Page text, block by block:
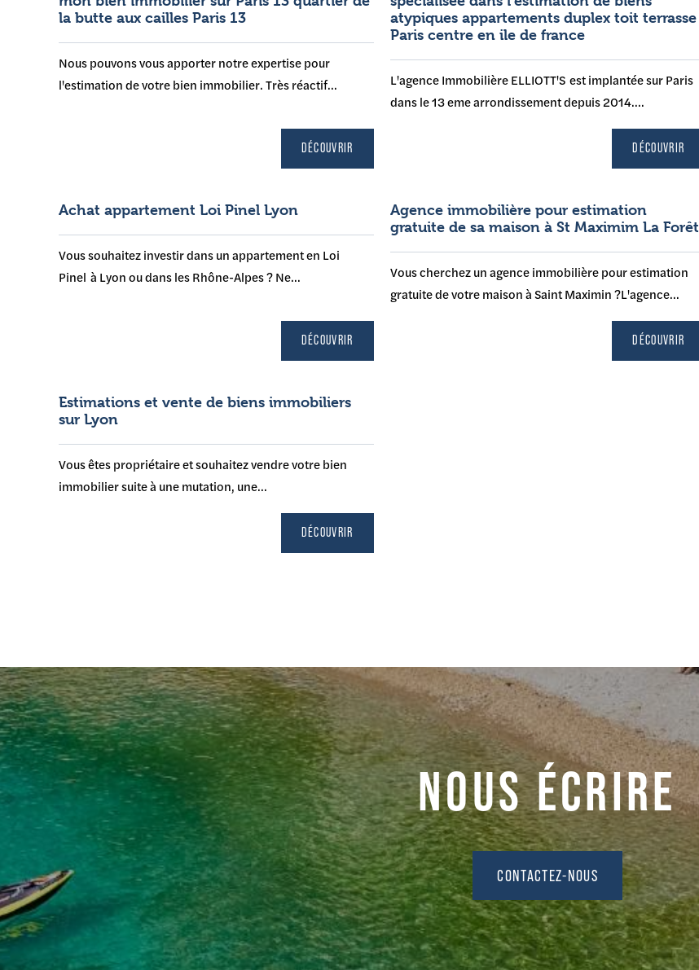
la butte aux cailles Paris 13
Nous pouvons vous apporter notre expertise pour
l'estimation de votre bien immobilier. Très réactif...
DÉCOUVRIR
atypiques appartements duplex toit terrasse
Paris centre en ile de france
L'agence Immobilière ELLIOTT'S est implantée sur Paris
dans le 13 eme arrondissement depuis 2014....
DÉCOUVRIR
Achat appartement Loi Pinel Lyon
Vous souhaitez investir dans un appartement en Loi
Pinel à Lyon ou dans les Rhône-Alpes ? Ne...
DÉCOUVRIR
Agence immobilière pour estimation
gratuite de sa maison à St Maximim La Forêt
Vous cherchez un agence immobilière pour estimation
gratuite de votre maison à Saint Maximin ?L'agence...
DÉCOUVRIR
Estimations et vente de biens immobiliers
sur Lyon
Vous êtes propriétaire et souhaitez vendre votre bien
immobilier suite à une mutation, une...
DÉCOUVRIR
NOUS ÉCRIRE
CONTACTEZ-NOUS